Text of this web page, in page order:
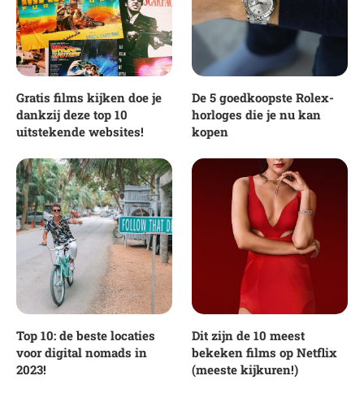
Gratis films kijken doe je
dankzij deze top 10
uitstekende websites!
De 5 goedkoopste Rolex-
horloges die je nu kan
kopen
Top 10: de beste locaties
voor digital nomads in
2023!
Dit zijn de 10 meest
bekeken films op Netflix
(meeste kijkuren!)